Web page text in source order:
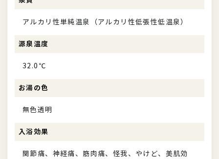
アルカリ性単純温泉（アルカリ性低張性低温泉）
源泉温度
32.0℃
お湯の色
無色透明
入浴効果
関節痛、神経痛、筋肉痛、怪我、やけど、美肌効